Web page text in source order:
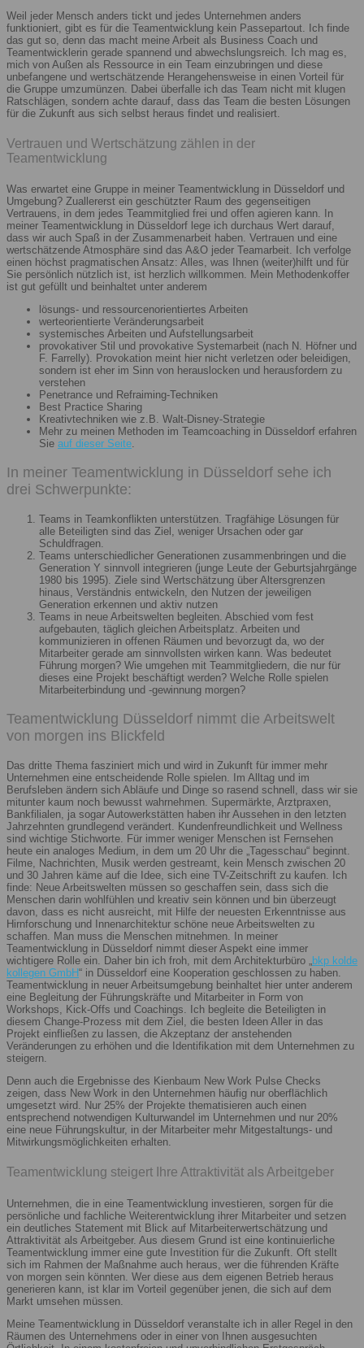
Weil jeder Mensch anders tickt und jedes Unternehmen anders
funktioniert, gibt es für die Teamentwicklung kein Passepartout. Ich finde
das gut so, denn das macht meine Arbeit als Business Coach und
Teamentwicklerin gerade spannend und abwechslungsreich. Ich mag es,
mich von Außen als Ressource in ein Team einzubringen und diese
unbefangene und wertschätzende Herangehensweise in einen Vorteil für
die Gruppe umzumünzen. Dabei überfalle ich das Team nicht mit klugen
Ratschlägen, sondern achte darauf, dass das Team die besten Lösungen
für die Zukunft aus sich selbst heraus findet und realisiert.
Vertrauen und Wertschätzung zählen in der
Teamentwicklung
Was erwartet eine Gruppe in meiner Teamentwicklung in Düsseldorf und
Umgebung? Zuallererst ein geschützter Raum des gegenseitigen
Vertrauens, in dem jedes Teammitglied frei und offen agieren kann. In
meiner Teamentwicklung in Düsseldorf lege ich durchaus Wert darauf,
dass wir auch Spaß in der Zusammenarbeit haben. Vertrauen und eine
wertschätzende Atmosphäre sind das A&O jeder Teamarbeit. Ich verfolge
einen höchst pragmatischen Ansatz: Alles, was Ihnen (weiter)hilft und für
Sie persönlich nützlich ist, ist herzlich willkommen. Mein Methodenkoffer
ist gut gefüllt und beinhaltet unter anderem
lösungs- und ressourcenorientiertes Arbeiten
werteorientierte Veränderungsarbeit
systemisches Arbeiten und Aufstellungsarbeit
provokativer Stil und provokative Systemarbeit (nach N. Höfner und
F. Farrelly). Provokation meint hier nicht verletzen oder beleidigen,
sondern ist eher im Sinn von herauslocken und herausfordern zu
verstehen
Penetrance und Refraiming-Techniken
Best Practice Sharing
Kreativtechniken wie z.B. Walt-Disney-Strategie
Mehr zu meinen Methoden im Teamcoaching in Düsseldorf erfahren
Sie auf dieser Seite.
In meiner Teamentwicklung in Düsseldorf sehe ich
drei Schwerpunkte:
Teams in Teamkonflikten unterstützen. Tragfähige Lösungen für
alle Beteiligten sind das Ziel, weniger Ursachen oder gar
Schuldfragen.
Teams unterschiedlicher Generationen zusammenbringen und die
Generation Y sinnvoll integrieren (junge Leute der Geburtsjahrgänge
1980 bis 1995). Ziele sind Wertschätzung über Altersgrenzen
hinaus, Verständnis entwickeln, den Nutzen der jeweiligen
Generation erkennen und aktiv nutzen
Teams in neue Arbeitswelten begleiten. Abschied vom fest
aufgebauten, täglich gleichen Arbeitsplatz. Arbeiten und
kommunizieren in offenen Räumen und bevorzugt da, wo der
Mitarbeiter gerade am sinnvollsten wirken kann. Was bedeutet
Führung morgen? Wie umgehen mit Teammitgliedern, die nur für
dieses eine Projekt beschäftigt werden? Welche Rolle spielen
Mitarbeiterbindung und -gewinnung morgen?
Teamentwicklung Düsseldorf nimmt die Arbeitswelt
von morgen ins Blickfeld
Das dritte Thema fasziniert mich und wird in Zukunft für immer mehr
Unternehmen eine entscheidende Rolle spielen. Im Alltag und im
Berufsleben ändern sich Abläufe und Dinge so rasend schnell, dass wir sie
mitunter kaum noch bewusst wahrnehmen. Supermärkte, Arztpraxen,
Bankfilialen, ja sogar Autowerkstätten haben ihr Aussehen in den letzten
Jahrzehnten grundlegend verändert. Kundenfreundlichkeit und Wellness
sind wichtige Stichworte. Für immer weniger Menschen ist Fernsehen
heute ein analoges Medium, in dem um 20 Uhr die „Tagesschau“ beginnt.
Filme, Nachrichten, Musik werden gestreamt, kein Mensch zwischen 20
und 30 Jahren käme auf die Idee, sich eine TV-Zeitschrift zu kaufen. Ich
finde: Neue Arbeitswelten müssen so geschaffen sein, dass sich die
Menschen darin wohlfühlen und kreativ sein können und bin überzeugt
davon, dass es nicht ausreicht, mit Hilfe der neuesten Erkenntnisse aus
Hirnforschung und Innenarchitektur schöne neue Arbeitswelten zu
schaffen. Man muss die Menschen mitnehmen. In meiner
Teamentwicklung in Düsseldorf nimmt dieser Aspekt eine immer
wichtigere Rolle ein. Daher bin ich froh, mit dem Architekturbüro „bkp kolde
kollegen GmbH“ in Düsseldorf eine Kooperation geschlossen zu haben.
Teamentwicklung in neuer Arbeitsumgebung beinhaltet hier unter anderem
eine Begleitung der Führungskräfte und Mitarbeiter in Form von
Workshops, Kick-Offs und Coachings. Ich begleite die Beteiligten in
diesem Change-Prozess mit dem Ziel, die besten Ideen Aller in das
Projekt einfließen zu lassen, die Akzeptanz der anstehenden
Veränderungen zu erhöhen und die Identifikation mit dem Unternehmen zu
steigern.
Denn auch die Ergebnisse des Kienbaum New Work Pulse Checks
zeigen, dass New Work in den Unternehmen häufig nur oberflächlich
umgesetzt wird. Nur 25% der Projekte thematisieren auch einen
entsprechend notwendigen Kulturwandel im Unternehmen und nur 20%
eine neue Führungskultur, in der Mitarbeiter mehr Mitgestaltungs- und
Mitwirkungsmöglichkeiten erhalten.
Teamentwicklung steigert Ihre Attraktivität als Arbeitgeber
Unternehmen, die in eine Teamentwicklung investieren, sorgen für die
persönliche und fachliche Weiterentwicklung ihrer Mitarbeiter und setzen
ein deutliches Statement mit Blick auf Mitarbeiterwertschätzung und
Attraktivität als Arbeitgeber. Aus diesem Grund ist eine kontinuierliche
Teamentwicklung immer eine gute Investition für die Zukunft. Oft stellt
sich im Rahmen der Maßnahme auch heraus, wer die führenden Kräfte
von morgen sein könnten. Wer diese aus dem eigenen Betrieb heraus
generieren kann, ist klar im Vorteil gegenüber jenen, die sich auf dem
Markt umsehen müssen.
Meine Teamentwicklung in Düsseldorf veranstalte ich in aller Regel in den
Räumen des Unternehmens oder in einer von Ihnen ausgesuchten